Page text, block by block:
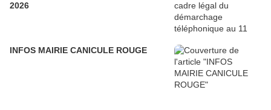
2026
INFOS MAIRIE CANICULE ROUGE